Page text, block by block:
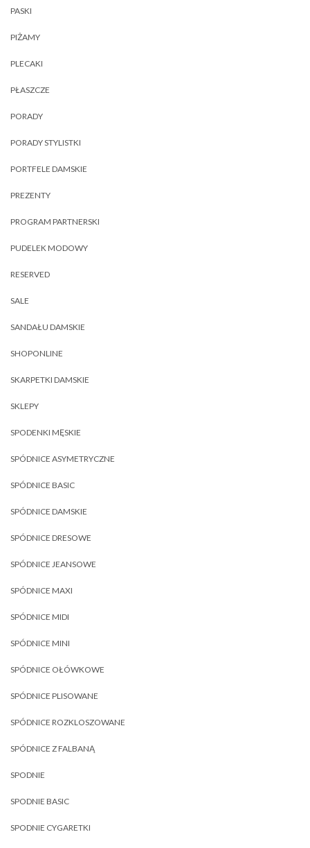
PASKI
PIŻAMY
PLECAKI
PŁASZCZE
PORADY
PORADY STYLISTKI
PORTFELE DAMSKIE
PREZENTY
PROGRAM PARTNERSKI
PUDELEK MODOWY
RESERVED
SALE
SANDAŁU DAMSKIE
SHOPONLINE
SKARPETKI DAMSKIE
SKLEPY
SPODENKI MĘSKIE
SPÓDNICE ASYMETRYCZNE
SPÓDNICE BASIC
SPÓDNICE DAMSKIE
SPÓDNICE DRESOWE
SPÓDNICE JEANSOWE
SPÓDNICE MAXI
SPÓDNICE MIDI
SPÓDNICE MINI
SPÓDNICE OŁÓWKOWE
SPÓDNICE PLISOWANE
SPÓDNICE ROZKLOSZOWANE
SPÓDNICE Z FALBANĄ
SPODNIE
SPODNIE BASIC
SPODNIE CYGARETKI